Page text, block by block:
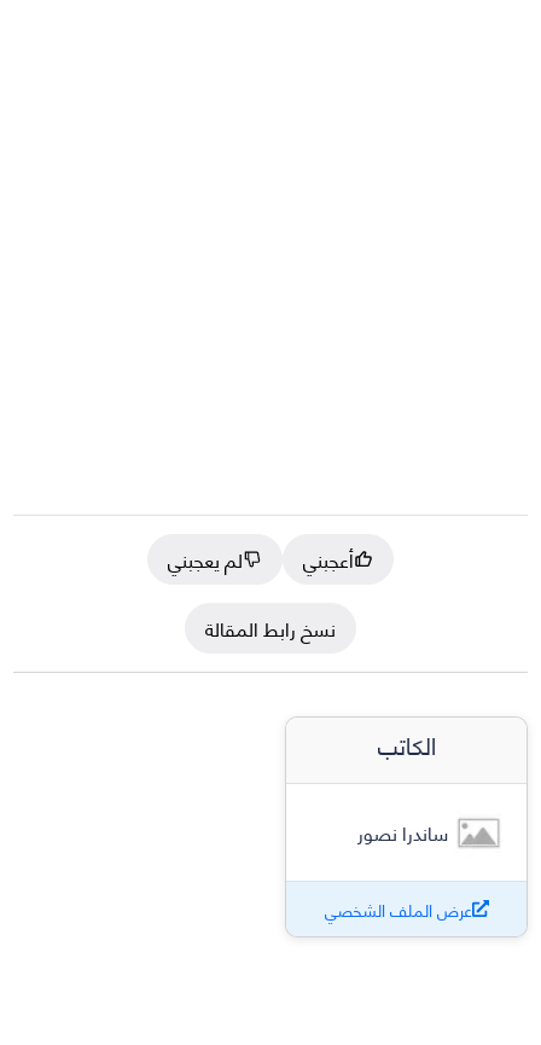
أعجبني
لم يعجبني
نسخ رابط المقالة
الكاتب
ساندرا نصور
عرض الملف الشخصي